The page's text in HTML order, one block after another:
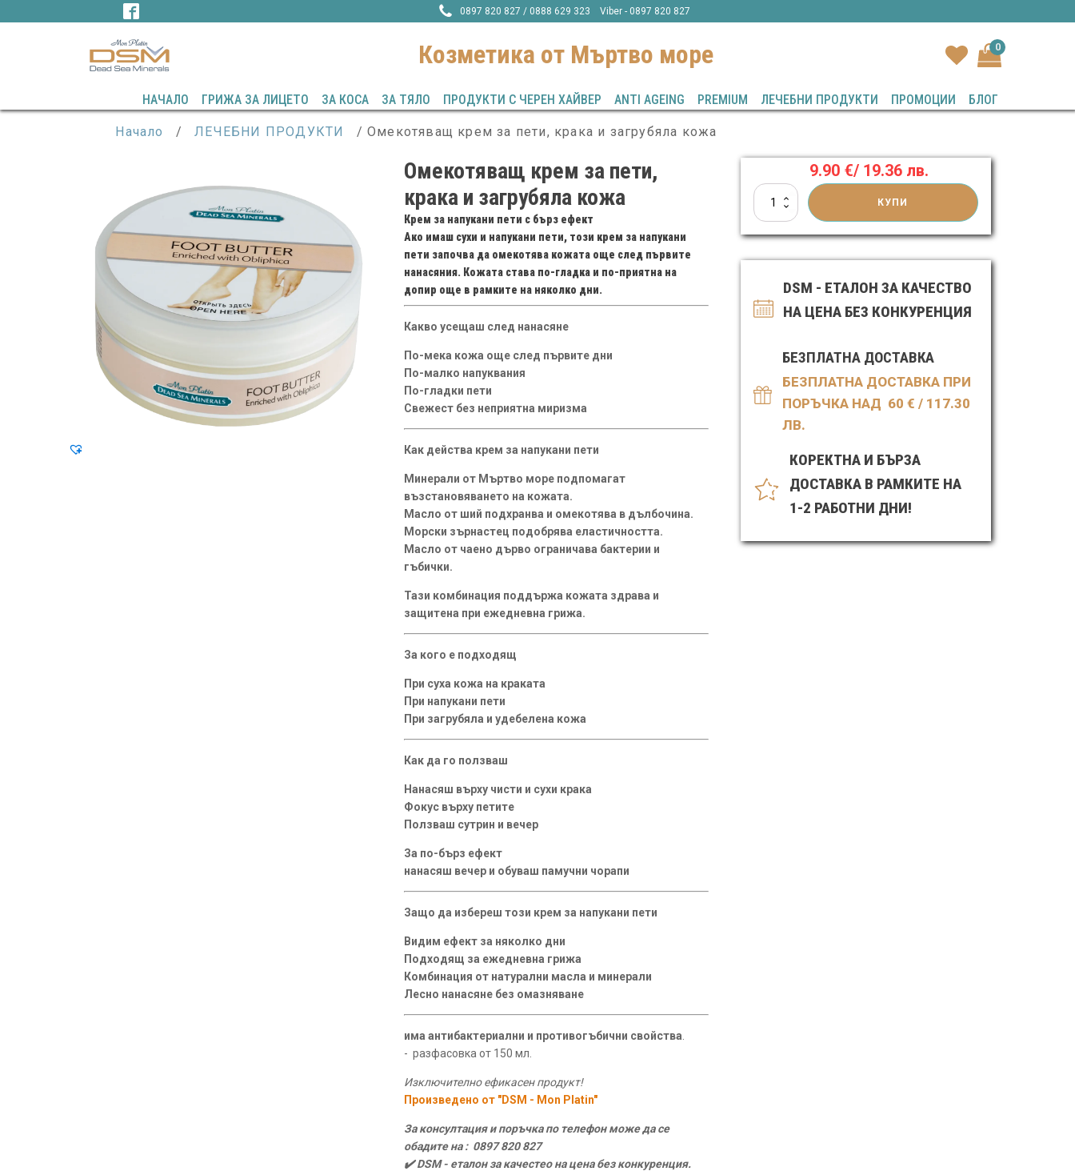
0897 820 827 / 0888 629 323 Viber - 0897 820 827
Козметика от Mъртво море 0
НАЧАЛО ГРИЖА ЗА ЛИЦЕТО ЗА КОСА ЗА ТЯЛО ПРОДУКТИ С ЧЕРЕН ХАЙВЕР ANTI AGEING PREMIUM ЛЕЧЕБНИ ПРОДУКТИ ПРОМОЦИИ БЛОГ
Начало / ЛЕЧЕБНИ ПРОДУКТИ / Омекотяващ крем за пети, крака и загрубяла кожа
Омекотяващ крем за пети,
крака и загрубяла кожа
Крем за напукани пети с бърз ефект
Ако имаш сухи и напукани пети, този крем за напукани
пети започва да омекотява кожата още след първите
нанасяния. Кожата става по-гладка и по-приятна на
допир още в рамките на няколко дни.
Какво усещаш след нанасяне
По-мека кожа още след първите дни
По-малко напуквания
По-гладки пети
Свежест без неприятна миризма
Как действа крем за напукани пети
Минерали от Мъртво море подпомагат
възстановяването на кожата.
Масло от ший подхранва и омекотява в дълбочина.
Морски зърнастец подобрява еластичността.
Масло от чаено дърво ограничава бактерии и
гъбички.
Тази комбинация поддържа кожата здрава и
защитена при ежедневна грижа.
За кого е подходящ
При суха кожа на краката
При напукани пети
При загрубяла и удебелена кожа
Как да го ползваш
Нанасяш върху чисти и сухи крака
Фокус върху петите
Ползваш сутрин и вечер
За по-бърз ефект
нанасяш вечер и обуваш памучни чорапи
Защо да избереш този крем за напукани пети
Видим ефект за няколко дни
Подходящ за ежедневна грижа
Комбинация от натурални масла и минерали
Лесно нанасяне без омазняване
има антибактериални и противогъбични свойства
- разфасовка от 150 мл.
Изключително ефикасен продукт!
Произведено от "DSM - Mon Platin"
За консултация и поръчка по телефон може да се
обадите на : 0897 820 827
✔️ DSM - еталон за качестео на цена без конкуренция.
9.90 €/ 19.36 лв.
количество
за
крем
за
и
загрубяла
КУПИ
DSM - ЕТАЛОН ЗА КАЧЕСТВО
НА ЦЕНА БЕЗ КОНКУРЕНЦИЯ
БЕЗПЛАТНА ДОСТАВКА
БЕЗПЛАТНА ДОСТАВКА ПРИ
ПОРЪЧКА НАД 60 € / 117.30
ЛВ.
КОРЕКТНА И БЪРЗА
ДОСТАВКА В РАМКИТЕ НА
1-2 РАБОТНИ ДНИ!